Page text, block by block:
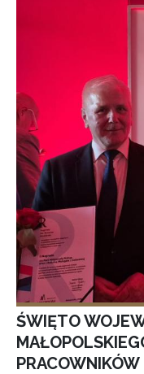
ŚWIĘTO